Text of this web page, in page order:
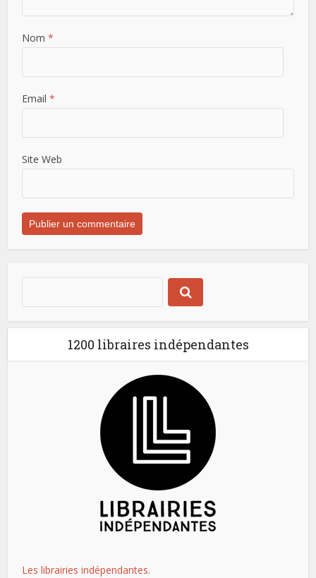
Nom *
Email *
Site Web
1200 libraires indépendantes
Les librairies indépendantes.